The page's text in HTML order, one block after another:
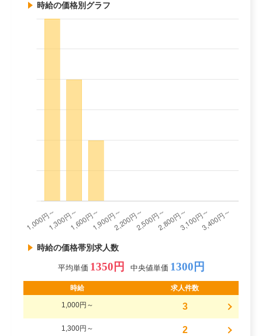
時給の価格別グラフ
時給の価格帯別求人数
平均単価 1350円 中央値単価 1300円
時給 求人件数
1,000円～ 3
1,300円～ 2